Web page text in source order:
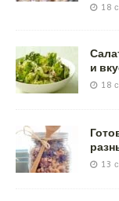
18
и
18
13